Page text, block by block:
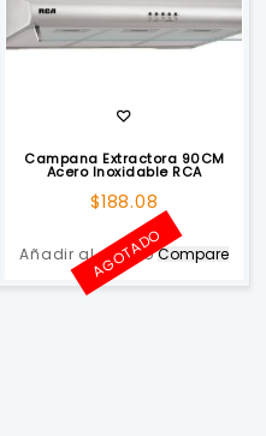
Campana Extractora 90CM
Acero Inoxidable RCA
$188.08
Añadir al carrito
AGOTADOCompare